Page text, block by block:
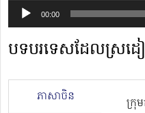
Audio
Player
00:00
បទបរទេសដែលស្រដៀ
ភាសាចិន
ក្រុ